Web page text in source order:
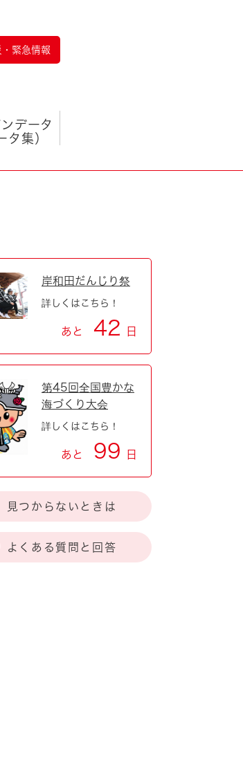
・緊急情報
データ
タ集）
岸和田だんじり祭
詳しくはこちら！
あと 42 日
第45回全国豊かな
海づくり大会
詳しくはこちら！
あと 99 日
見つからないときは
よくある質問と回答